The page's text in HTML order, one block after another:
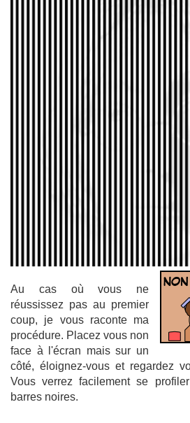
Au cas où vous ne
réussissez pas au premier
coup, je vous raconte ma
procédure. Placez vous non
face à l'écran mais sur un
côté, éloignez-vous et regardez
Vous verrez facilement se
barres noires.